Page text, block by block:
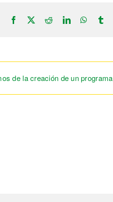
Facebook RedditLinkedIn
de la creación de un